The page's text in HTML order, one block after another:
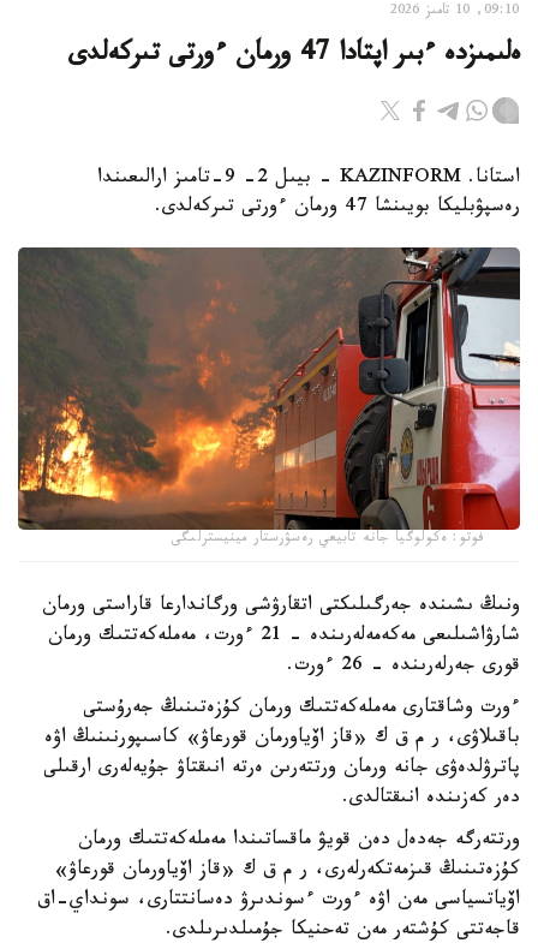
09:10, 10 تامىز 2026
ەلىمىزدە ءبىر اپتادا 47 ورمان ءورتى تىركەلدى
استانا. KAZINFORM - بيىل 2- 9-تامىز ارالىعىندا
رەسپۋبليكا بويىنشا 47 ورمان ءورتى تىركەلدى.
فوتو: ەكولوگيا جانە تابيعي رەسۋرستار مينيسترلىگى
ونىڭ ىشىندە جەرگىلىكتى اتقارۋشى ورگاندارعا قاراستى ورمان
شارۋاشىلىعى مەكەمەلەرىندە - 21 ءورت، مەملەكەتتىك ورمان
قورى جەرلەرىندە - 26 ءورت.
ءورت وشاقتارى مەملەكەتتىك ورمان كۇزەتىنىڭ جەرۇستى
باقىلاۋى، ر م ق ك «قاز اۆياورمان قورعاۋ» كاسىپورنىنىڭ اۋە
پاترۋلدەۋى جانە ورمان ورتتەرىن ەرتە انىقتاۋ جۇيەلەرى ارقىلى
دەر كەزىندە انىقتالدى.
ورتتەرگە جەدەل دەن قويۋ ماقساتىندا مەملەكەتتىك ورمان
كۇزەتىنىڭ قىزمەتكەرلەرى، ر م ق ك «قاز اۆياورمان قورعاۋ»
اۆياتسياسى مەن اۋە ءورت ءسوندىرۋ دەسانتتارى، سونداي-اق
قاجەتتى كۇشتەر مەن تەحنيكا جۇمىلدىرىلدى.